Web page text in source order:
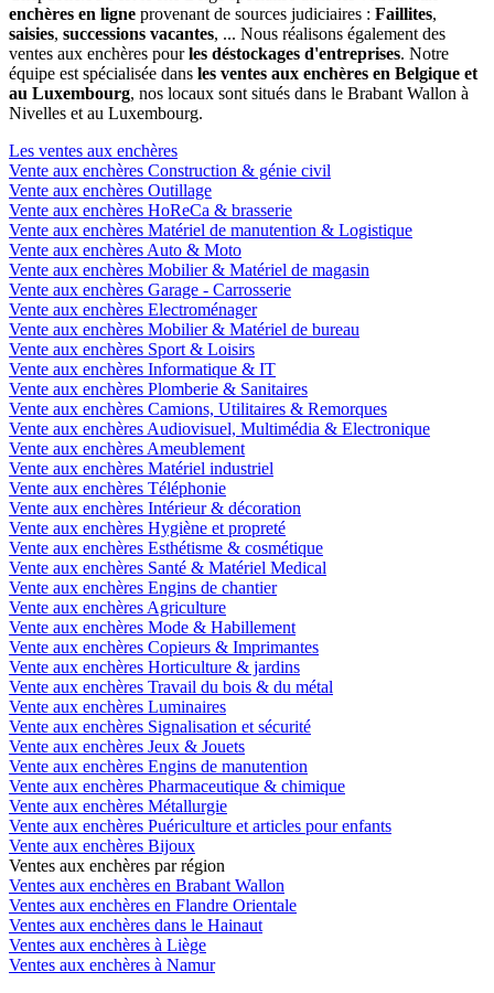
enchères en ligne provenant de sources judiciaires : Faillites,
saisies, successions vacantes, ... Nous réalisons également des
ventes aux enchères pourles déstockages d'entreprises. Notre
équipe est spécialisée dans les ventes aux enchères en Belgique et
au Luxembourg, nos locaux sont situés dans le Brabant Wallon à
Nivelles et au Luxembourg.
Les ventes aux enchères
Vente aux enchères Construction & génie civil
Vente aux enchères Outillage
Vente aux enchères HoReCa & brasserie
Vente aux enchères Matériel de manutention & Logistique
Vente aux enchères Auto & Moto
Vente aux enchères Mobilier & Matériel de magasin
Vente aux enchères Garage - Carrosserie
Vente aux enchères Electroménager
Vente aux enchères Mobilier & Matériel de bureau
Vente aux enchères Sport & Loisirs
Vente aux enchères Informatique & IT
Vente aux enchères Plomberie & Sanitaires
Vente aux enchères Camions, Utilitaires & Remorques
Vente aux enchères Audiovisuel, Multimédia & Electronique
Vente aux enchères Ameublement
Vente aux enchères Matériel industriel
Vente aux enchères Téléphonie
Vente aux enchères Intérieur & décoration
Vente aux enchères Hygiène et propreté
Vente aux enchères Esthétisme & cosmétique
Vente aux enchères Santé & Matériel Medical
Vente aux enchères Engins de chantier
Vente aux enchères Agriculture
Vente aux enchères Mode & Habillement
Vente aux enchères Copieurs & Imprimantes
Vente aux enchères Horticulture & jardins
Vente aux enchères Travail du bois & du métal
Vente aux enchères Luminaires
Vente aux enchères Signalisation et sécurité
Vente aux enchères Jeux & Jouets
Vente aux enchères Engins de manutention
Vente aux enchères Pharmaceutique & chimique
Vente aux enchères Métallurgie
Vente aux enchères Puériculture et articles pour enfants
Vente aux enchères Bijoux
Ventes aux enchères par région
Ventes aux enchères en Brabant Wallon
Ventes aux enchères en Flandre Orientale
Ventes aux enchères dans le Hainaut
Ventes aux enchères à Liège
Ventes aux enchères à Namur